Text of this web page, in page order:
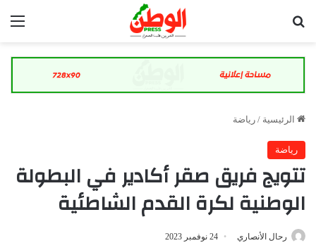
الرئيسية / رياضة
رياضة
تتويج فريق صقر أكادير في البطولة
الوطنية لكرة القدم الشاطئية
رحال الأنصاري 24 نوفمبر 2023